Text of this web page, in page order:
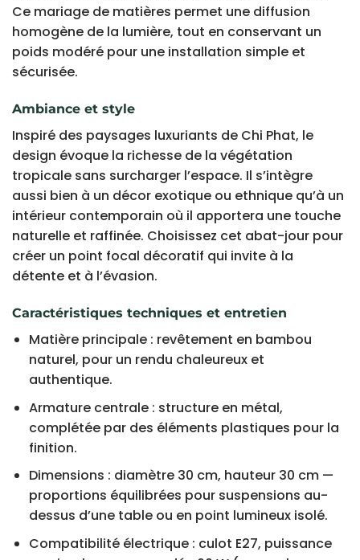
Ce mariage de matières permet une diffusion
homogène de la lumière, tout en conservant un
poids modéré pour une installation simple et
sécurisée.
Ambiance et style
Inspiré des paysages luxuriants de Chi Phat, le
design évoque la richesse de la végétation
tropicale sans surcharger l’espace. Il s’intègre
aussi bien à un décor exotique ou ethnique qu’à un
intérieur contemporain où il apportera une touche
naturelle et raffinée. Choisissez cet abat-jour pour
créer un point focal décoratif qui invite à la
détente et à l’évasion.
Caractéristiques techniques et entretien
Matière principale : revêtement en bambou
naturel, pour un rendu chaleureux et
authentique.
Armature centrale : structure en métal,
complétée par des éléments plastiques pour la
finition.
Dimensions : diamètre 30 cm, hauteur 30 cm —
proportions équilibrées pour suspensions au-
dessus d’une table ou en point lumineux isolé.
Compatibilité électrique : culot E27, puissance